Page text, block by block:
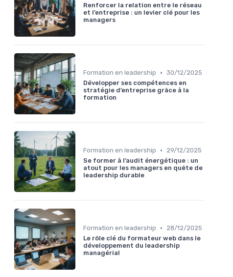
Renforcer la relation entre le réseau
et l’entreprise : un levier clé pour les
managers
Formation en leadership • 30/12/2025
Développer ses compétences en
stratégie d’entreprise grâce à la
formation
Formation en leadership •
29/12/2025
Se former à l’audit énergétique : un
atout pour les managers en quête de
leadership durable
Formation en leadership •
28/12/2025
Le rôle clé du formateur web dans le
développement du leadership
managérial